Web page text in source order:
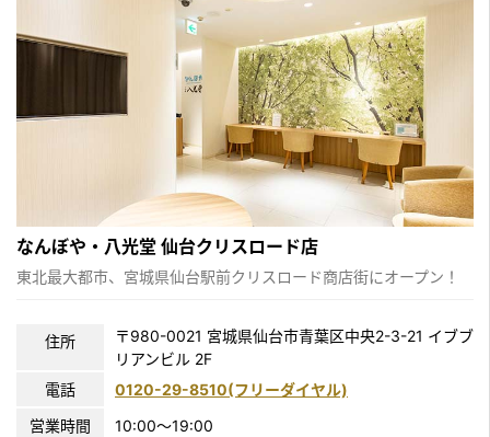
なんぼや・八光堂 仙台クリスロード店
東北最大都市、宮城県仙台駅前クリスロード商店街にオープン！
住所
〒980-0021 宮城県仙台市青葉区中央2-3-21 イブブ
リアンビル 2F
電話
0120-29-8510(フリーダイヤル)
営業時間
10:00〜19:00